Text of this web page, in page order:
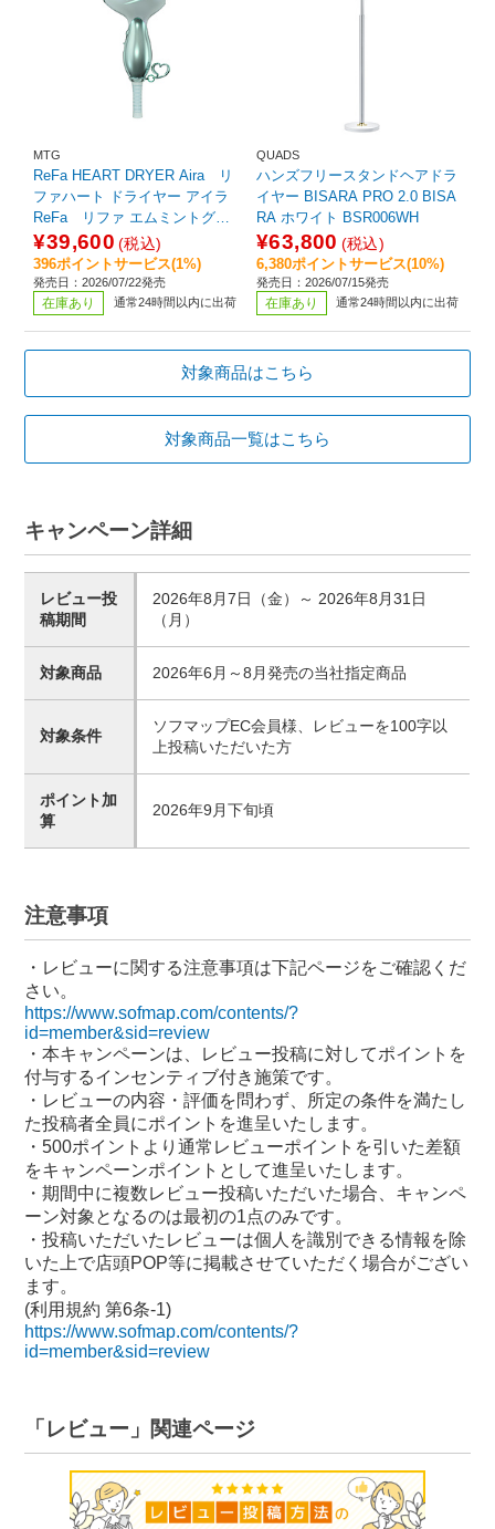
MTG
ReFa HEART DRYER Aira リ
ファハート ドライヤー アイラ
ReFa リファ エムミントグリ
ーン RE-CO-11A
¥39,600 (税込)
396ポイントサービス(1%)
発売日：2026/07/22発売
在庫あり 通常24時間以内に出荷
QUADS
ハンズフリースタンドヘアドラ
イヤー BISARA PRO 2.0 BISA
RA ホワイト BSR006WH
¥63,800 (税込)
6,380ポイントサービス(10%)
発売日：2026/07/15発売
在庫あり 通常24時間以内に出荷
対象商品はこちら
対象商品一覧はこちら
キャンペーン詳細
レビュー投
稿期間
2026年8月7日（金）～ 2026年8月31日
（月）
対象商品 2026年6月～8月発売の当社指定商品
対象条件
ソフマップEC会員様、レビューを100字以
上投稿いただいた方
ポイント加
算
2026年9月下旬頃
注意事項
・レビューに関する注意事項は下記ページをご確認くだ
さい。
https://www.sofmap.com/contents/?
id=member&sid=review
・本キャンペーンは、レビュー投稿に対してポイントを
付与するインセンティブ付き施策です。
・レビューの内容・評価を問わず、所定の条件を満たし
た投稿者全員にポイントを進呈いたします。
・500ポイントより通常レビューポイントを引いた差額
をキャンペーンポイントとして進呈いたします。
・期間中に複数レビュー投稿いただいた場合、キャンペ
ーン対象となるのは最初の1点のみです。
・投稿いただいたレビューは個人を識別できる情報を除
いた上で店頭POP等に掲載させていただく場合がござい
ます。
(利用規約 第6条-1)
https://www.sofmap.com/contents/?
id=member&sid=review
「レビュー」関連ページ